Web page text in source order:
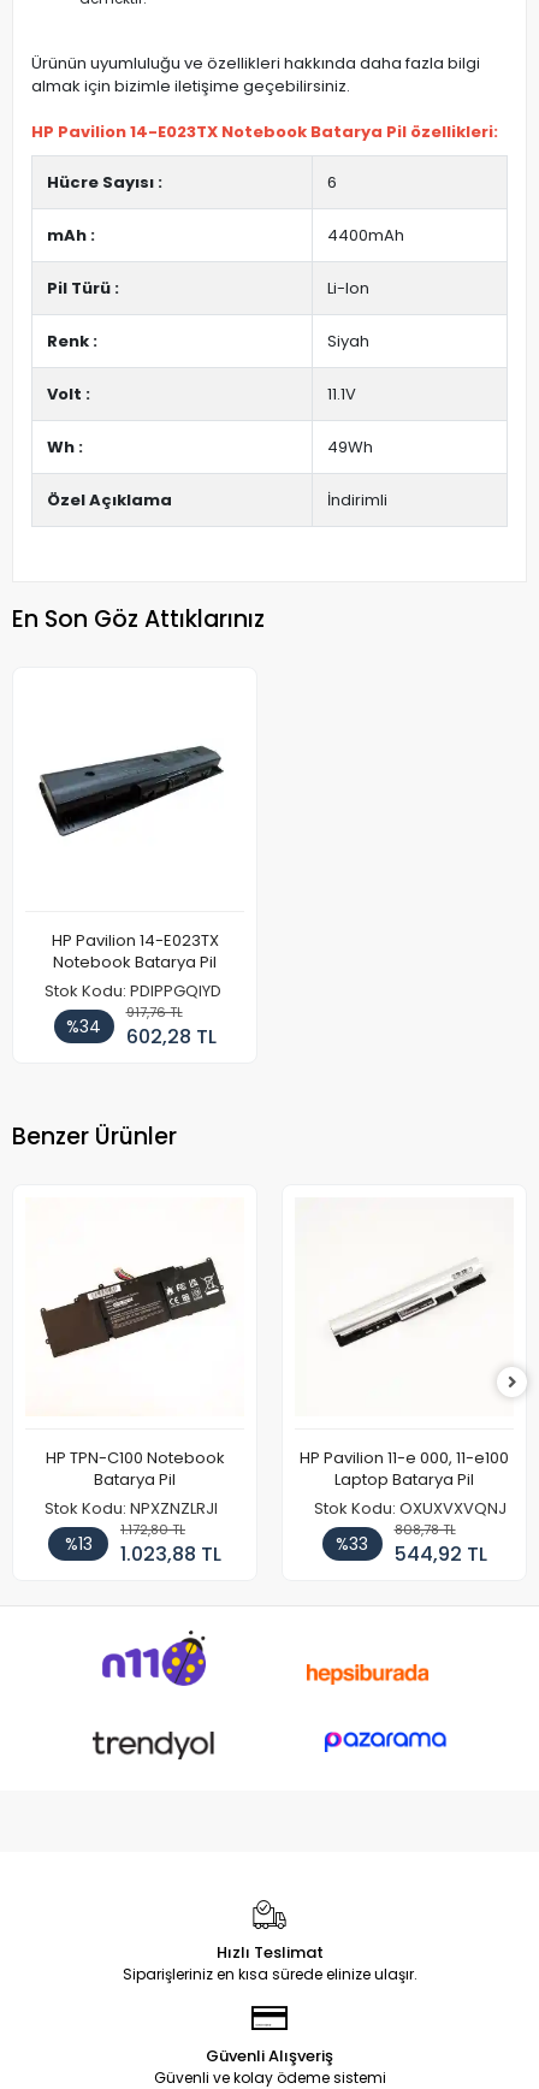
Ürünün uyumluluğu ve özellikleri hakkında daha fazla bilgi
almak için bizimle iletişime geçebilirsiniz.
HP Pavilion 14-E023TX Notebook Batarya Pil özellikleri:
Hücre Sayısı : 6
mAh : 4400mAh
Pil Türü : Li-Ion
Renk : Siyah
Volt : 11.1V
Wh : 49Wh
Özel Açıklama İndirimli
En Son Göz Attıklarınız
HP Pavilion 14-E023TX
Notebook Batarya Pil
Stok Kodu: PDIPPGQIYD
%34
917,76 TL
602,28 TL
Benzer Ürünler
HP TPN-C100 Notebook
Batarya Pil
Stok Kodu: NPXZNZLRJI
%13
1.172,80 TL
1.023,88 TL
HP Pavilion 11-e 000, 11-e100
Laptop Batarya Pil
Stok Kodu: OXUXVXVQNJ
%33
808,78 TL
544,92 TL
Hızlı Teslimat
Siparişleriniz en kısa sürede elinize ulaşır.
Güvenli Alışveriş
Güvenli ve kolay ödeme sistemi